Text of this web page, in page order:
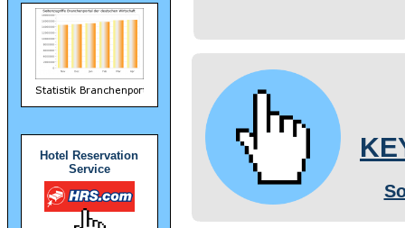
Hotel Reservation
Service